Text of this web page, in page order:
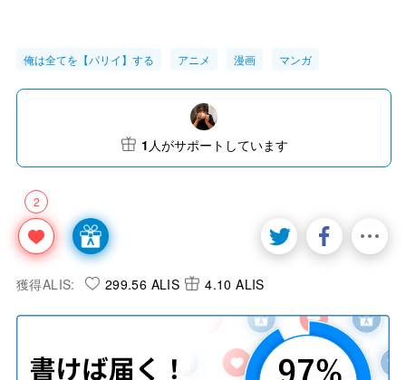
俺は全てを【パリイ】する アニメ 漫画 マンガ
2
1 人がサポートしています
獲得ALIS: 299.56 ALIS 4.10 ALIS